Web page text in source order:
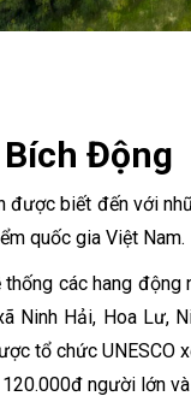
Bích Động
được biết đến với
quốc gia Việt Nam.
các hang
Ninh Hải, Hoa Lư,
tổ chức UNESCO
người lớn